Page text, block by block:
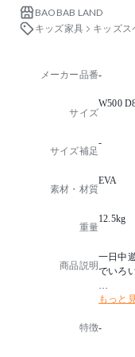
BAOBAB LAND
キッズ家具
キッズス
メーカー品番-
サイズ
W500
サイズ補足
-
素材・材質
EVA
重量
12.5kg
商品説明
一日中
でいろ
・別色
・職人
もっと
特徴-